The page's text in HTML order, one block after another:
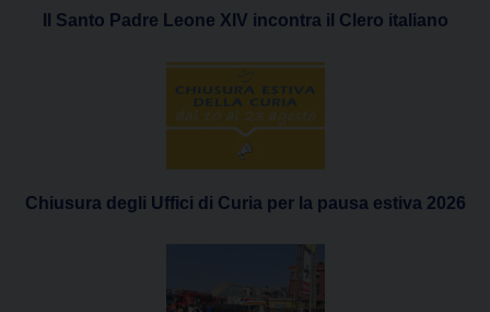
Il Santo Padre Leone XIV incontra il Clero italiano
Chiusura degli Uffici di Curia per la pausa estiva 2026